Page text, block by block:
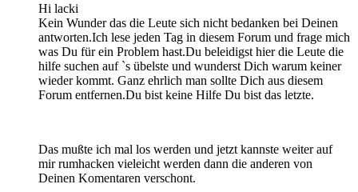
Hi lacki
Kein Wunder das die Leute sich nicht bedanken bei Deinen
antworten.Ich lese jeden Tag in diesem Forum und frage mich
was Du für ein Problem hast.Du beleidigst hier die Leute die
hilfe suchen auf `s übelste und wunderst Dich warum keiner
wieder kommt. Ganz ehrlich man sollte Dich aus diesem
Forum entfernen.Du bist keine Hilfe Du bist das letzte.
Das mußte ich mal los werden und jetzt kannste weiter auf
mir rumhacken vieleicht werden dann die anderen von
Deinen Komentaren verschont.